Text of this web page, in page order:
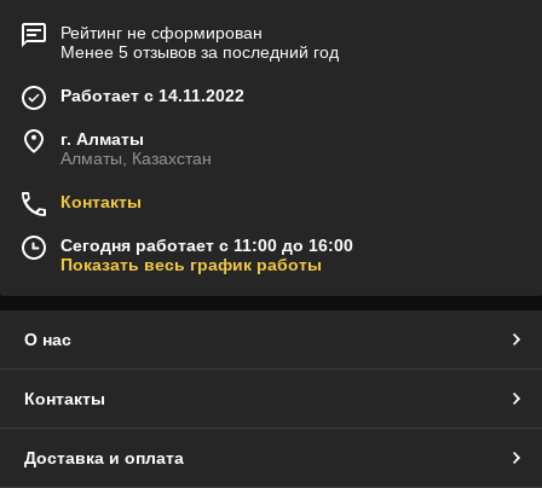
Рейтинг не сформирован
Менее 5 отзывов за последний год
Работает с 14.11.2022
г. Алматы
Алматы, Казахстан
Контакты
Сегодня работает с 11:00 до 16:00
Показать весь график работы
О нас
Контакты
Доставка и оплата